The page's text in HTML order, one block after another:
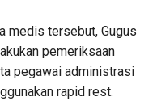
medis tersebut, Gugus
pemeriksaan
pegawai administrasi
rapid rest.